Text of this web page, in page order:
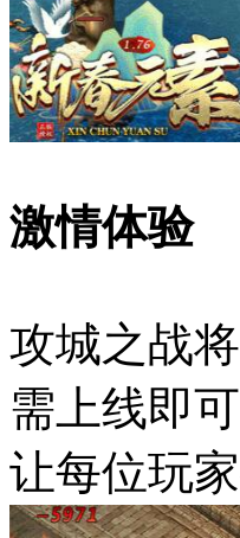
激情体验
攻城之战
需上线即
让每位玩